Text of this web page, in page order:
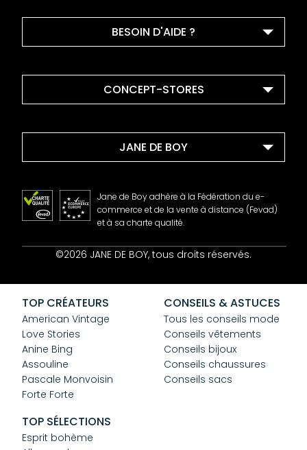
BESOIN D'AIDE ?
CONCEPT-STORES
JANE DE BOY
Contact
CGV
Confidentialité
Cookies
Jane de Boy adhère à la Fédération du e-
commerce et de la vente à distance (Fevad)
et à sa charte qualité.
©2026 JANE DE BOY, tous droits réservés.
TOP CRÉATEURS
American Vintage
Love Stories
Anine Bing
Assouline
Pascale Monvoisin
Forte Forte
CONSEILS & ASTUCES
Tous les conseils mode
Conseils vêtements
Conseils bijoux
Conseils chaussures
Conseils sacs
TOP SÉLECTIONS
Esprit bohème